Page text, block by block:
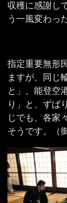
収穫に感謝し
う一風変わっ
指定重要無形
ますが、同じ
と」、能登空
り」と、ずば
じでも、各家
そうです。（